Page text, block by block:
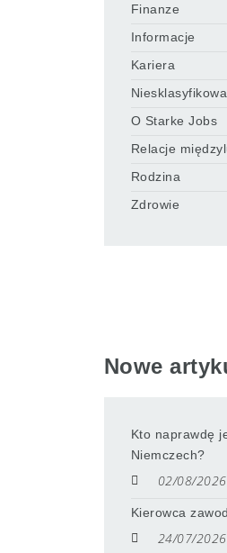
Finanze
Informacje
Kariera
O Starke Jobs
Relacje
Rodzina
Zdrowie
Nowe
Kto naprawdę
Niemczech?
02/08/2026
Kierowca
24/07/2026